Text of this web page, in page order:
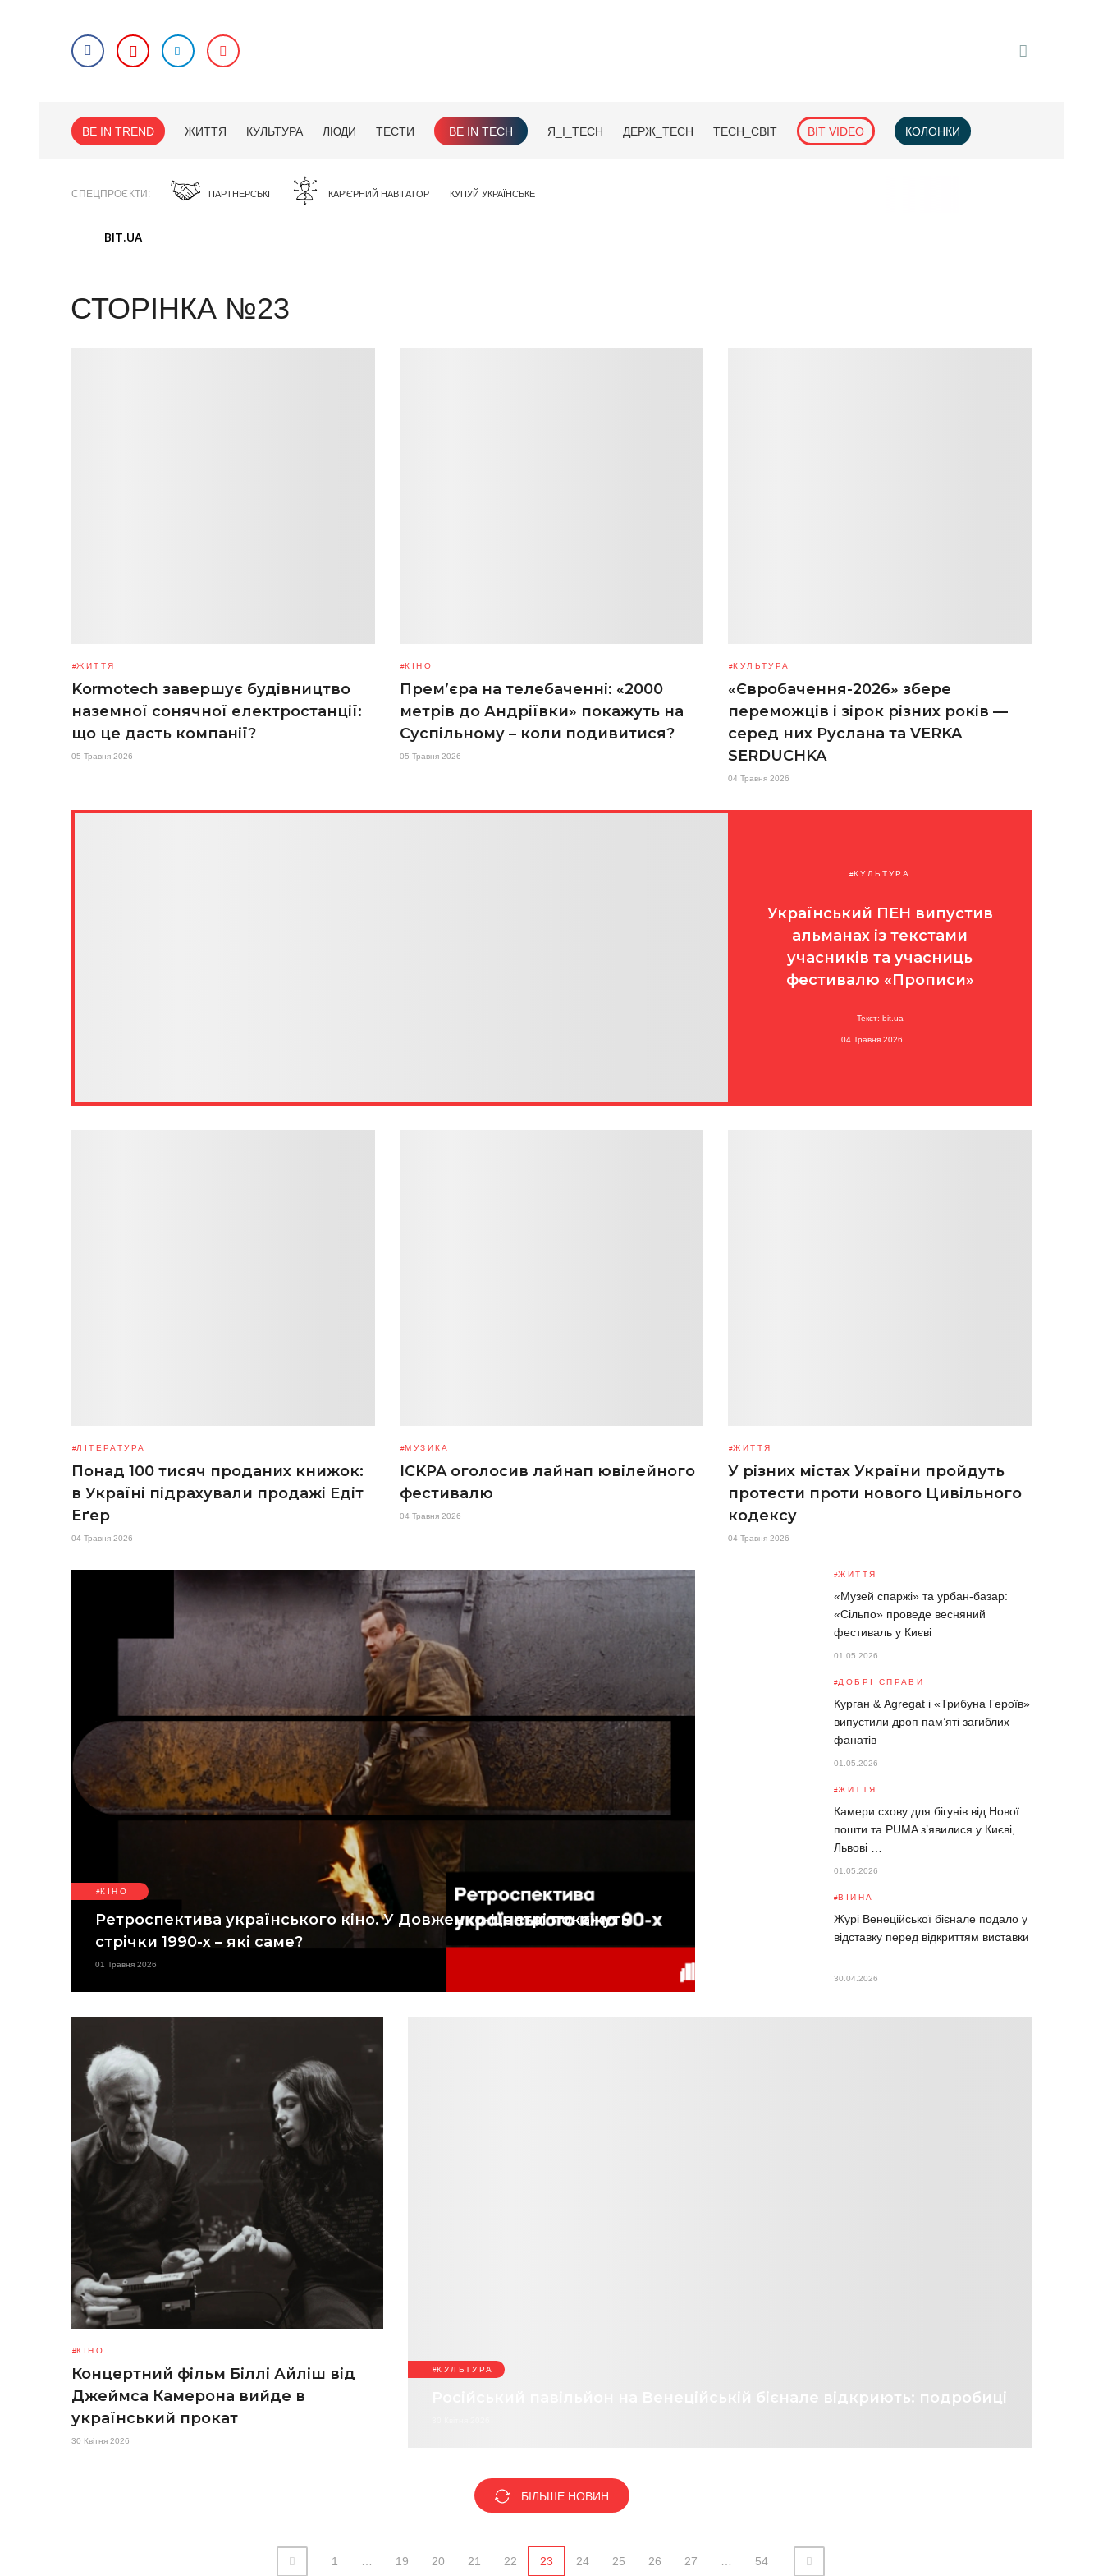
BE IN TREND ЖИТТЯ КУЛЬТУРА ЛЮДИ ТЕСТИ BE IN TECH Я_І_TECH ДЕРЖ_TECH TECH_СВІТ BIT VIDEO КОЛОНКИ
СПЕЦПРОЄКТИ ПАРТНЕРСЬКІ КАР'ЄРНИЙ НАВІГАТОР КУПУЙ УКРАЇНСЬКЕ
BIT.UA
СТОРІНКА №23
ЖИТТЯ
Kormotech завершує будівництво
наземної сонячної електростанції:
що це дасть компанії?
05 Травня 2026
КІНО
Прем’єра на телебаченні: «2000
метрів до Андріївки» покажуть на
Суспільному – коли подивитися?
05 Травня 2026
КУЛЬТУРА
«Євробачення-2026» збере
переможців і зірок різних років —
серед них Руслана та VERKA
SERDUCHKA
04 Травня 2026
КУЛЬТУРА
Український ПЕН випустив
альманах із текстами
учасників та учасниць
фестивалю «Прописи»
Текст: bit.ua
04 Травня 2026
ЛІТЕРАТУРА
Понад 100 тисяч проданих книжок:
в Україні підрахували продажі Едіт
Еґер
04 Травня 2026
МУЗИКА
ICKPA оголосив лайнап ювілейного
фестивалю
04 Травня 2026
ЖИТТЯ
У різних містах України пройдуть
протести проти нового Цивільного
кодексу
04 Травня 2026
КІНО
Ретроспектива українського кіно. У Довженко-Центрі покажуть
стрічки 1990-х – які саме?
01 Травня 2026
ЖИТТЯ
«Музей спаржі» та урбан-базар:
«Сільпо» проведе весняний
фестиваль у Києві
01.05.2026
ДОБРІ СПРАВИ
Курган & Agregat і «Трибуна Героїв»
випустили дроп пам’яті загиблих
фанатів
01.05.2026
ЖИТТЯ
Камери схову для бігунів від Нової
пошти та PUMA з’явилися у Києві,
Львові …
01.05.2026
ВІЙНА
Журі Венеційської бієнале подало у
відставку перед відкриттям виставки
30.04.2026
КІНО
Концертний фільм Біллі Айліш від
Джеймса Камерона вийде в
український прокат
30 Квітня 2026
КУЛЬТУРА
Російський павільйон на Венеційській бієнале відкриють: подробиці
БІЛЬШЕ НОВИН
1 19 20 21 22 23 24 25 26 27 54